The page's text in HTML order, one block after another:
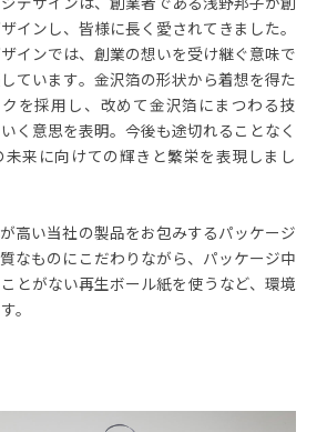
インし、皆様に長く愛されてきました。
インでは、創業の想いを受け継ぐ意味で
ています。金沢箔の形状から着想を得た
を採用し、改めて金沢箔にまつわる技
く意思を表明。今後も途切れることなく
来に向けての輝きと繁栄を表現しまし
高い当社の製品をお包みするパッケージ
なものにこだわりながら、パッケージ中
とがない再生ボール紙を使うなど、環境
。